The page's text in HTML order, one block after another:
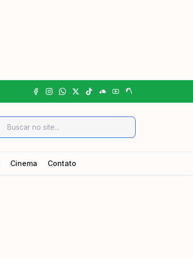
Cinema Contato